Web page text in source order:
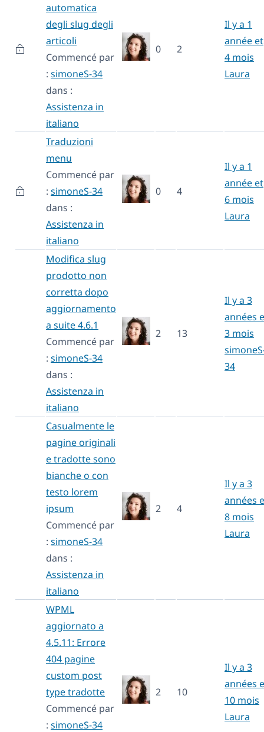
automatica
degli slug degli
articoli
Commencé par
: simoneS-34
dans :
Assistenza in
italiano
0 2
Il y a 1
année et
4 mois
Laura
Traduzioni
menu
Commencé par
: simoneS-34
dans :
Assistenza in
italiano
0 4
Il y a 1
année et
6 mois
Laura
Modifica slug
prodotto non
corretta dopo
aggiornamento
a suite 4.6.1
Commencé par
: simoneS-34
dans :
Assistenza in
italiano
2 13
Il y a 3
années
3 mois
34
Casualmente le
pagine originali
e tradotte sono
bianche o con
testo lorem
ipsum
Commencé par
: simoneS-34
dans :
Assistenza in
italiano
2 4
Il y a 3
années
8 mois
Laura
WPML
aggiornato a
4.5.11: Errore
404 pagine
custom post
type tradotte
Commencé par
: simoneS-34
2 10
Il y a 3
années
10 mois
Laura